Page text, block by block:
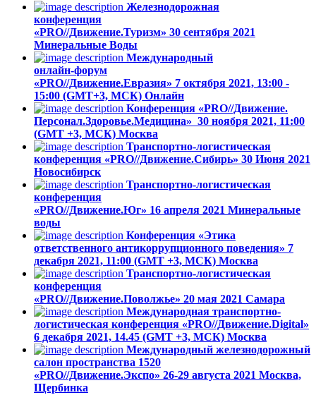
Железнодорожная
конференция
«PRO//Движение.Туризм» 30 сентября 2021
Минеральные Воды
Международный
онлайн-форум
«PRO//Движение.Евразия» 7 октября 2021, 13:00 -
15:00 (GMT+3, МСК) Онлайн
Конференция «PRO//Движение.
Персонал.Здоровье.Медицина» 30 ноября 2021, 11:00
(GMT +3, МСК) Москва
Транспортно-логистическая
конференция «PRO//Движение.Сибирь» 30 Июня 2021
Новосибирск
Транспортно-логистическая
конференция
«PRO//Движение.Юг» 16 апреля 2021 Минеральные
воды
Конференция «Этика
ответственного антикоррупционного поведения» 7
декабря 2021, 11:00 (GMT +3, МСК) Москва
Транспортно-логистическая
конференция
«PRO//Движение.Поволжье» 20 мая 2021 Самара
Международная транспортно-
логистическая конференция «PRO//Движение.Digital»
6 декабря 2021, 14.45 (GMT +3, МСК) Москва
Международный железнодорожный
салон пространства 1520
«PRO//Движение.Экспо» 26-29 августа 2021 Москва,
Щербинка